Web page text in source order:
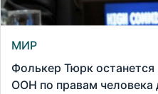
МИР
Фолькер Тюрк
ООН по правам человека